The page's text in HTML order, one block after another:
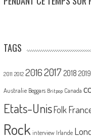
TAGS
2011 2012 20162017 2018 2019
Australie Beggars Britpop Canada
Etats-UnisFolk
Rock interview Irlande